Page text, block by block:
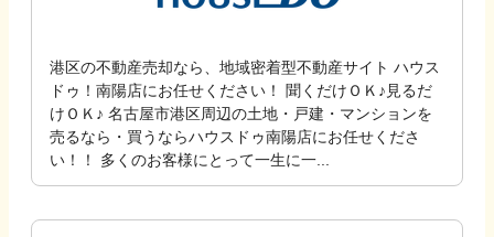
港区の不動産売却なら、地域密着型不動産サイト ハウス
ドゥ！南陽店にお任せください！ 聞くだけＯＫ♪見るだ
けＯＫ♪ 名古屋市港区周辺の土地・戸建・マンションを
売るなら・買うならハウスドゥ南陽店にお任せくださ
い！！ 多くのお客様にとって一生に一...